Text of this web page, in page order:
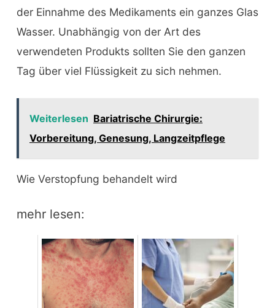
der Einnahme des Medikaments ein ganzes Glas
Wasser. Unabhängig von der Art des
verwendeten Produkts sollten Sie den ganzen
Tag über viel Flüssigkeit zu sich nehmen.
Weiterlesen Bariatrische Chirurgie:
Vorbereitung, Genesung, Langzeitpflege
Wie Verstopfung behandelt wird
mehr lesen: